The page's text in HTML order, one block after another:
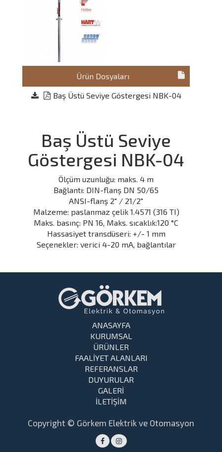
Ürün Dosyaları
Baş Üstü Seviye Göstergesi NBK-04
Baş Üstü Seviye
Göstergesi NBK-04
Ölçüm uzunluğu: maks. 4 m
Bağlantı: DIN-flanş DN 50/65
ANSI-flanş 2" / 21/2"
Malzeme: paslanmaz çelik 1.4571 (316 TI)
Maks. basınç: PN 16, Maks. sıcaklık:120 °C
Hassasiyet transdüseri: +/- 1 mm
Seçenekler: verici 4-20 mA, bağlantılar
ANASAYFA
KURUMSAL
ÜRÜNLER
FAALİYET ALANLARI
REFERANSLAR
DUYURULAR
GALERİ
İLETİŞİM
Copyright © Görkem Elektrik ve Otomasyon